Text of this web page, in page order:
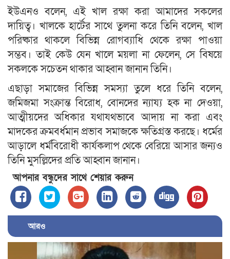
ইউএনও বলেন, এই খাল রক্ষা করা আমাদের সকলের
দায়িত্ব। খালকে হার্টের সাথে তুলনা করে তিনি বলেন, খাল
পরিষ্কার থাকলে বিভিন্ন রোগব্যাধি থেকে রক্ষা পাওয়া
সম্ভব। তাই কেউ যেন খালে ময়লা না ফেলেন, সে বিষয়ে
সকলকে সচেতন থাকার আহ্বান জানান তিনি।
এছাড়া সমাজের বিভিন্ন সমস্যা তুলে ধরে তিনি বলেন,
জমিজমা সংক্রান্ত বিরোধ, বোনদের ন্যায্য হক না দেওয়া,
আত্মীয়দের অধিকার যথাযথভাবে আদায় না করা এবং
মাদকের ক্রমবর্ধমান প্রভাব সমাজকে ক্ষতিগ্রস্ত করছে। ধর্মের
আড়ালে ধর্মবিরোধী কার্যকলাপ থেকে বেরিয়ে আসার জন্যও
তিনি মুসল্লিদের প্রতি আহ্বান জানান।
আপনার বন্ধুদের সাথে শেয়ার করুন
আরও